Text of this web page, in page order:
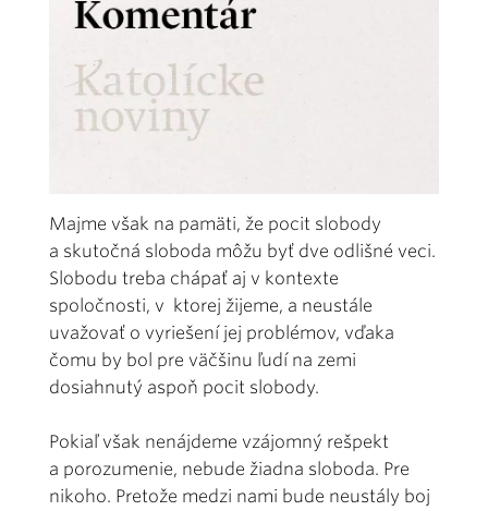
Majme však na pamäti, že pocit slobody
a skutočná sloboda môžu byť dve odlišné veci.
Slobodu treba chápať aj v kontexte
spoločnosti, v ktorej žijeme, a neustále
uvažovať o vyriešení jej problémov, vďaka
čomu by bol pre väčšinu ľudí na zemi
dosiahnutý aspoň pocit slobody.
Pokiaľ však nenájdeme vzájomný rešpekt
a porozumenie, nebude žiadna sloboda. Pre
nikoho. Pretože medzi nami bude neustály boj